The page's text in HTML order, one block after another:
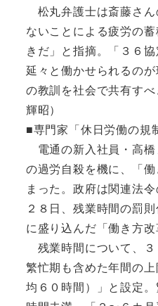
松丸弁護士は斎藤さ
ないことによる疲労の
きだ」と指摘。「３６協
延々と働かせられるの
の教訓を社会で共有す
輝昭）
■専門家「休日労働の規
電通の新入社員・高橋
の過労自殺を機に、「
まった。政府は関連法
２８日、残業時間の罰
に盛り込んだ「働き方改
残業時間について、３
繁忙期も含めた年間の
均６０時間）」と設定